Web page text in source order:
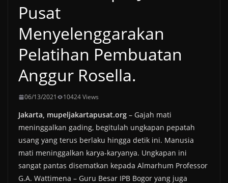
Pusat
Menyelenggarakan
Pelatihan Pembuatan
Anggur Rosella.
06/13/2021 10424 Views
Jakarta, mupeljakartapusat.org – Gajah mati
meninggalkan gading, begitulah ungkapan pepatah
usang yang terus berlaku hingga detik ini. Manusia
mati meninggalkan karya-karyanya. Ungkapan ini
sangat pantas disematkan kepada Almarhum Professor
G.A. Wattimena – Guru Besar IPB Bogor yang juga